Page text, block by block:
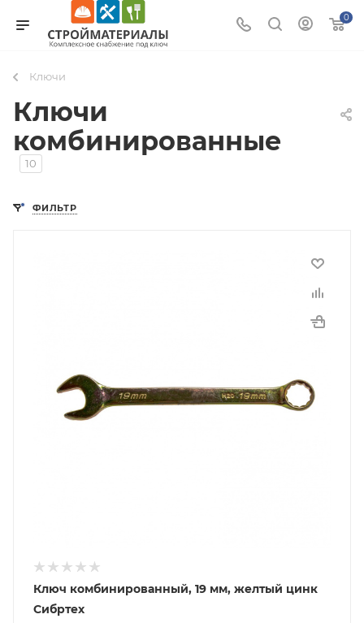
0
Ключи
Ключи
комбинированные
10
ФИЛЬТР
Ключ комбинированный, 19 мм, желтый цинк
Сибртех